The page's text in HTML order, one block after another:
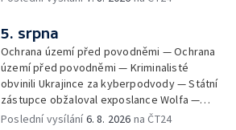
Kempování v horkém počasí — Výběr ze
sociálních sítí Události Ostrava — Zkoumání
horka na zastávkách MHD — Promítání filmu
Odyssea z 35 mm pásu
5. srpna
Ochrana území před povodněmi — Ochrana
území před povodněmi — Kriminalisté
obvinili Ukrajince za kyberpodvody — Státní
zástupce obžaloval exposlance Wolfa —
Péče o hospodářská zvířata ve vedrech —
Poslední vysílání6. 8. 2026 na ČT24